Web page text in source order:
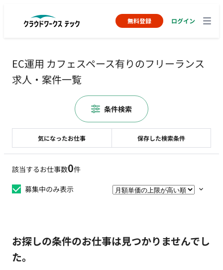
無料登録 ログイン
EC運用 カフェスペース有りのフリーランス
求人・案件一覧
該当するお仕事数0件
募集中のみ表示
お探しの条件のお仕事は見つかりませんでし
た。
気になったお仕事 保存した検索条件
条件検索